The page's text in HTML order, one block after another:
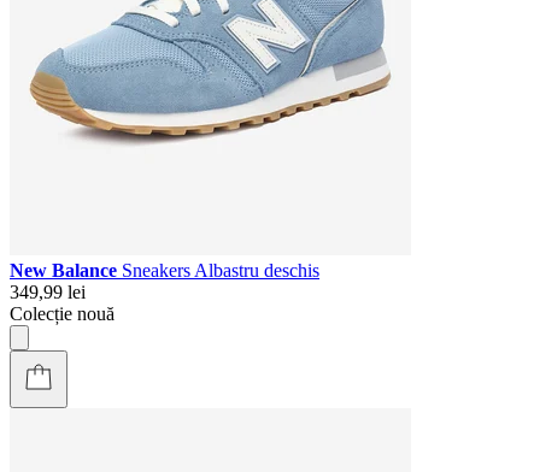
New Balance Sneakers Albastru deschis
349,99 lei
Colecție nouă